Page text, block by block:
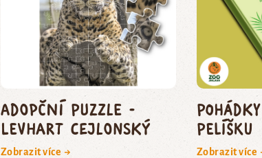
Adopční puzzle -
levhart cejlonský
Zobrazit více →
pelíšku
Zobrazit více